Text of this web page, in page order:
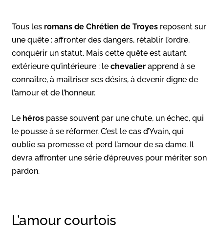
Tous les romans de Chrétien de Troyes reposent sur
une quête : affronter des dangers, rétablir l’ordre,
conquérir un statut. Mais cette quête est autant
extérieure qu’intérieure : le chevalier apprend à se
connaître, à maîtriser ses désirs, à devenir digne de
l’amour et de l’honneur.
Le héros passe souvent par une chute, un échec, qui
le pousse à se réformer. C’est le cas d’Yvain, qui
oublie sa promesse et perd l’amour de sa dame. Il
devra affronter une série d’épreuves pour mériter son
pardon.
L’amour courtois